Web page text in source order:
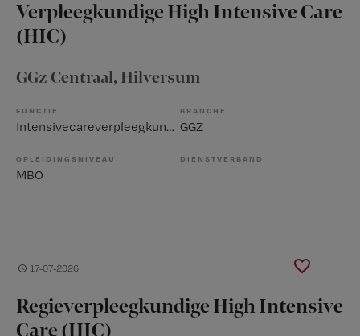
Verpleegkundige High Intensive Care
(HIC)
GGz Centraal, Hilversum
FUNCTIE
Intensivecareverpleegkundige
BRANCHE
GGZ
OPLEIDINGSNIVEAU
MBO
DIENSTVERBAND
17-07-2026
Regieverpleegkundige High Intensive
Care (HIC)